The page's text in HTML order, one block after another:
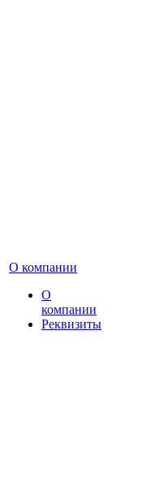
О компании
О
компании
Реквизиты